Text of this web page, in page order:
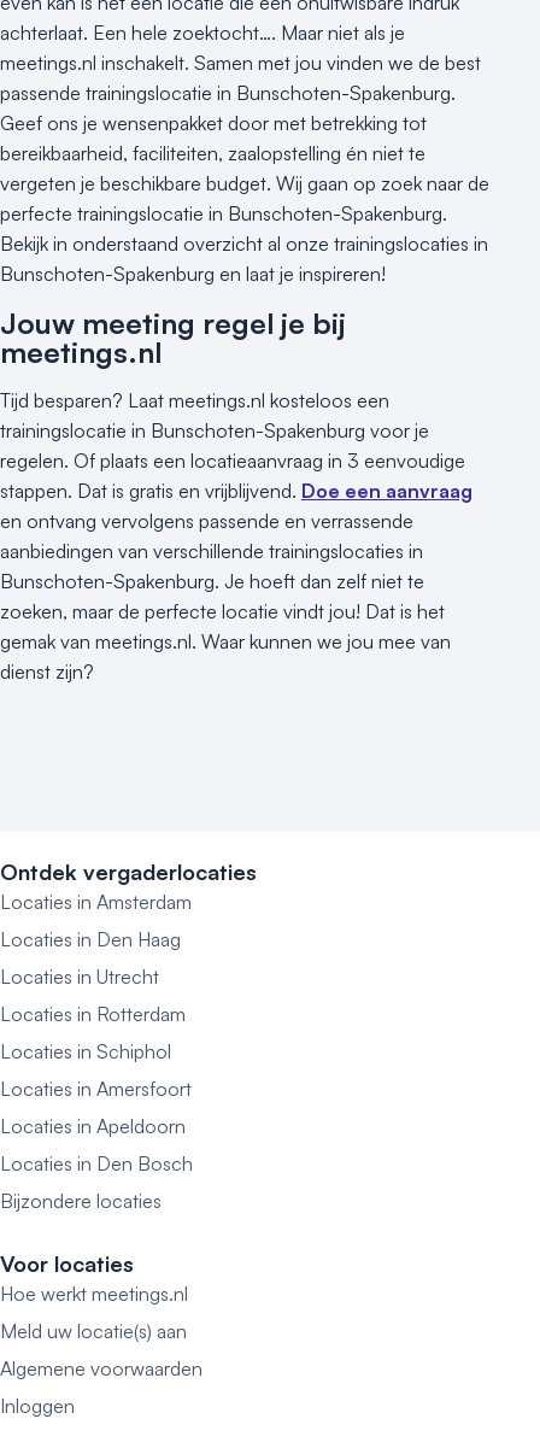
achterlaat. Een hele zoektocht…. Maar niet als je
meetings.nl inschakelt. Samen met jou vinden we de best
passende trainingslocatie in Bunschoten-Spakenburg.
Geef ons je wensenpakket door met betrekking tot
bereikbaarheid, faciliteiten, zaalopstelling én niet te
vergeten je beschikbare budget. Wij gaan op zoek naar de
perfecte trainingslocatie in Bunschoten-Spakenburg.
Bekijk in onderstaand overzicht al onze trainingslocaties in
Bunschoten-Spakenburg en laat je inspireren!
Jouw meeting regel je bij
meetings.nl
Tijd besparen? Laat meetings.nl kosteloos een
trainingslocatie in Bunschoten-Spakenburg voor je
regelen. Of plaats een locatieaanvraag in 3 eenvoudige
stappen. Dat is gratis en vrijblijvend. Doe een aanvraag
en ontvang vervolgens passende en verrassende
aanbiedingen van verschillende trainingslocaties in
Bunschoten-Spakenburg. Je hoeft dan zelf niet te
zoeken, maar de perfecte locatie vindt jou! Dat is het
gemak van meetings.nl. Waar kunnen we jou mee van
dienst zijn?
Ontdek vergaderlocaties
Locaties in Amsterdam
Locaties in Den Haag
Locaties in Utrecht
Locaties in Rotterdam
Locaties in Schiphol
Locaties in Amersfoort
Locaties in Apeldoorn
Locaties in Den Bosch
Bijzondere locaties
Voor locaties
Hoe werkt meetings.nl
Meld uw locatie(s) aan
Algemene voorwaarden
Inloggen